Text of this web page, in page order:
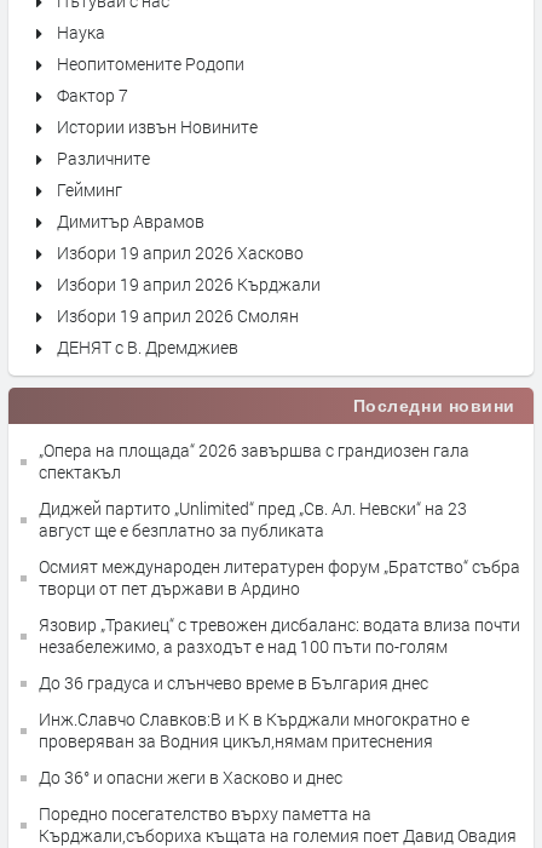
Наука
Неопитомените Родопи
Фактор 7
Истории извън Новините
Различните
Гейминг
Димитър Аврамов
Избори 19 април 2026 Хасково
Избори 19 април 2026 Кърджали
Избори 19 април 2026 Смолян
ДЕНЯТ с В. Дремджиев
Последни новини
„Опера на площада“ 2026 завършва с грандиозен гала
спектакъл
Диджей партито „Unlimited“ пред „Св. Ал. Невски“ на 23
август ще е безплатно за публиката
Осмият международен литературен форум „Братство“ събра
творци от пет държави в Ардино
Язовир „Тракиец“ с тревожен дисбаланс: водата влиза почти
незабележимо, а разходът е над 100 пъти по-голям
До 36 градуса и слънчево време в България днес
Инж.Славчо Славков:В и К в Кърджали многократно е
проверяван за Водния цикъл,нямам притеснения
До 36° и опасни жеги в Хасково и днес
Поредно посегателство върху паметта на
Кърджали,събориха къщата на големия поет Давид Овадия